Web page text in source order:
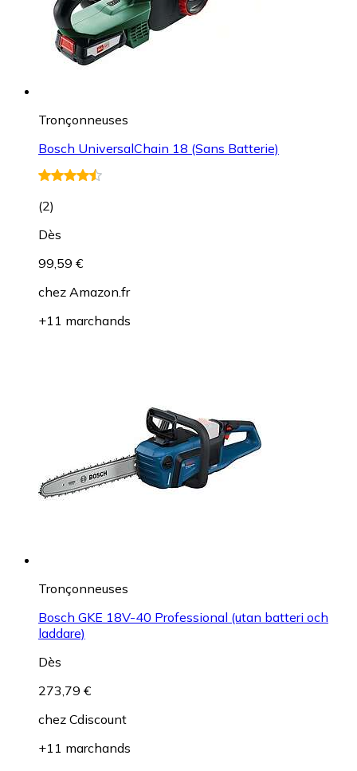
Tronçonneuses
Bosch UniversalChain 18 (Sans Batterie)
(2)
Dès
99,59 €
chez Amazon.fr
+11 marchands
Tronçonneuses
Bosch GKE 18V-40 Professional (utan batteri och
laddare)
Dès
273,79 €
chez Cdiscount
+11 marchands